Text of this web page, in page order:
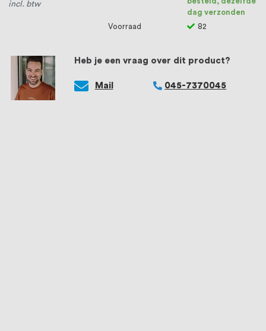
Heb je een vraag over dit product?
Mail 045-7370045
incl. btw
dag verzonden
Voorraad
82